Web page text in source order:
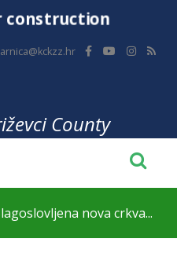
construction
County
nova crkva...